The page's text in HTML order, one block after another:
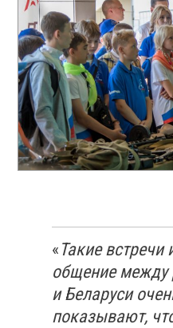
« Такие
общение между
и Беларуси
показывают,